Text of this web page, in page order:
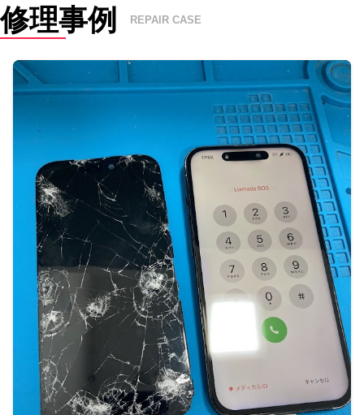
修理事例 REPAIR CASE